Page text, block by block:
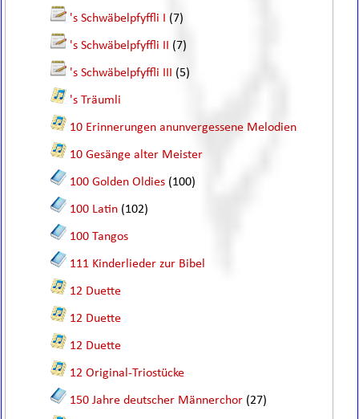
's Schwäbelpfyffli I (7)
's Schwäbelpfyffli II (7)
's Schwäbelpfyffli III (5)
's Träumli
10 Erinnerungen anunvergessene Melodien
10 Gesänge alter Meister
100 Golden Oldies (100)
100 Latin (102)
100 Tangos
111 Kinderlieder zur Bibel
12 Duette
12 Duette
12 Duette
12 Original-Triostücke
150 Jahre deutscher Männerchor (27)